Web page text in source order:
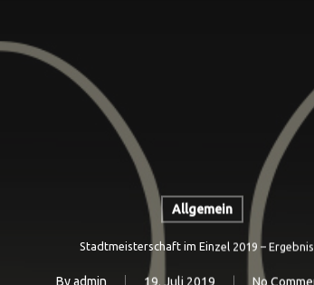
Allgemein
Stadtmeisterschaft im Einzel 2019 –
Byadmin 19. Juli 2019 No